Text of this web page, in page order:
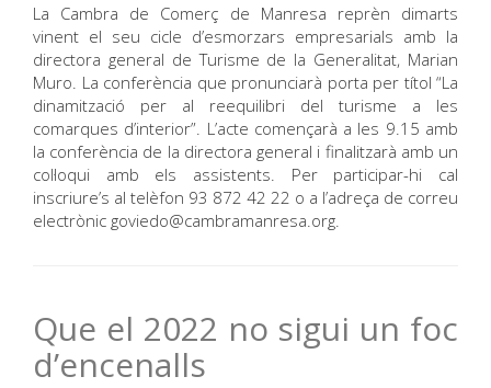
La Cambra de Comerç de Manresa reprèn dimarts
vinent el seu cicle d’esmorzars empresarials amb la
directora general de Turisme de la Generalitat, Marian
Muro. La conferència que pronunciarà porta per títol “La
dinamització per al reequilibri del turisme a les
comarques d’interior”. L’acte començarà a les 9.15 amb
la conferència de la directora general i finalitzarà amb un
col·loqui amb els assistents. Per participar-hi cal
inscriure’s al telèfon 93 872 42 22 o a l’adreça de correu
electrònic goviedo@cambramanresa.org.
Que el 2022 no sigui un foc
d’encenalls